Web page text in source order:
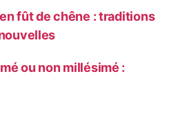
fût de chêne : traditions
ou non millésimé :